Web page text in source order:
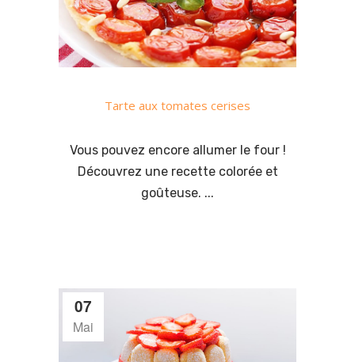
Tarte aux tomates cerises
Vous pouvez encore allumer le four !
Découvrez une recette colorée et
goûteuse. ...
07
Mai